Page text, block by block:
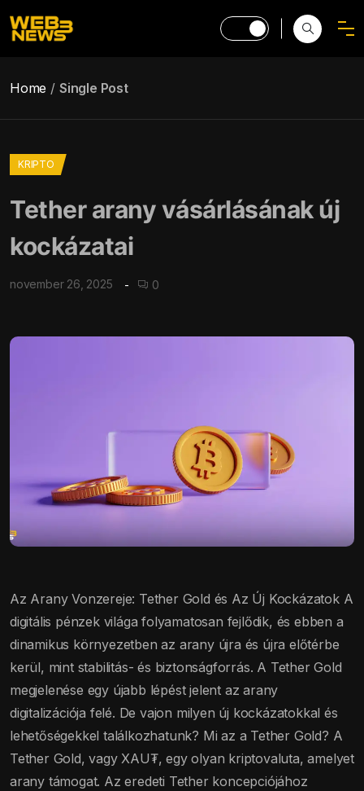
Home Single Post
KRIPTO
Tether arany vásárlásának új
kockázatai
november 26, 2025 0
Az Arany Vonzereje: Tether Gold és Az Új Kockázatok A
digitális pénzek világa folyamatosan fejlődik, és ebben a
dinamikus környezetben az arany újra és újra előtérbe
kerül, mint stabilitás- és biztonságforrás. A Tether Gold
megjelenése egy újabb lépést jelent az arany
digitalizációja felé. De vajon milyen új kockázatokkal és
lehetőségekkel találkozhatunk? Mi az a Tether Gold? A
Tether Gold, vagy XAU₮, egy olyan kriptovaluta, amelyet
arany támogat. Az eredeti Tether koncepciójához